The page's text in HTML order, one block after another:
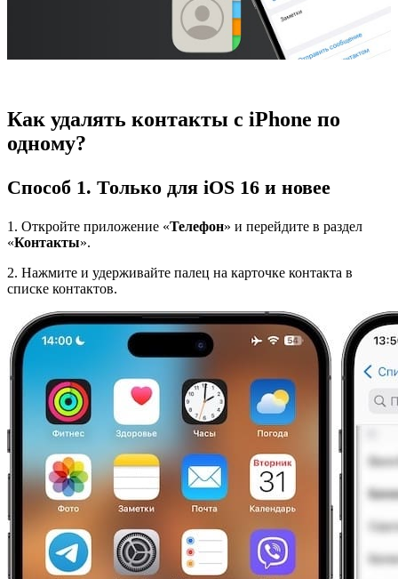
Как удалять контакты с iPhone по
одному?
Способ 1. Только для iOS 16 и новее
1. Откройте приложение «Телефон» и перейдите в раздел
«Контакты».
2. Нажмите и удерживайте палец на карточке контакта в
списке контактов.